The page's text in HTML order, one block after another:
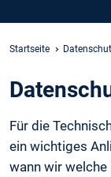
Startseite
Für die
ein wichtiges
wann wir